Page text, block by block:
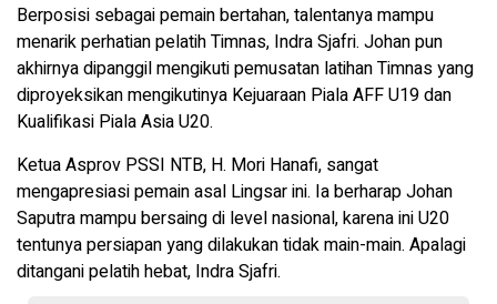
Berposisi sebagai pemain bertahan, talentanya mampu
menarik perhatian pelatih Timnas, Indra Sjafri. Johan pun
akhirnya dipanggil mengikuti pemusatan latihan Timnas yang
diproyeksikan mengikutinya Kejuaraan Piala AFF U19 dan
Kualifikasi Piala Asia U20.
Ketua Asprov PSSI NTB, H. Mori Hanafi, sangat
mengapresiasi pemain asal Lingsar ini. Ia berharap Johan
Saputra mampu bersaing di level nasional, karena ini U20
tentunya persiapan yang dilakukan tidak main-main. Apalagi
ditangani pelatih hebat, Indra Sjafri.